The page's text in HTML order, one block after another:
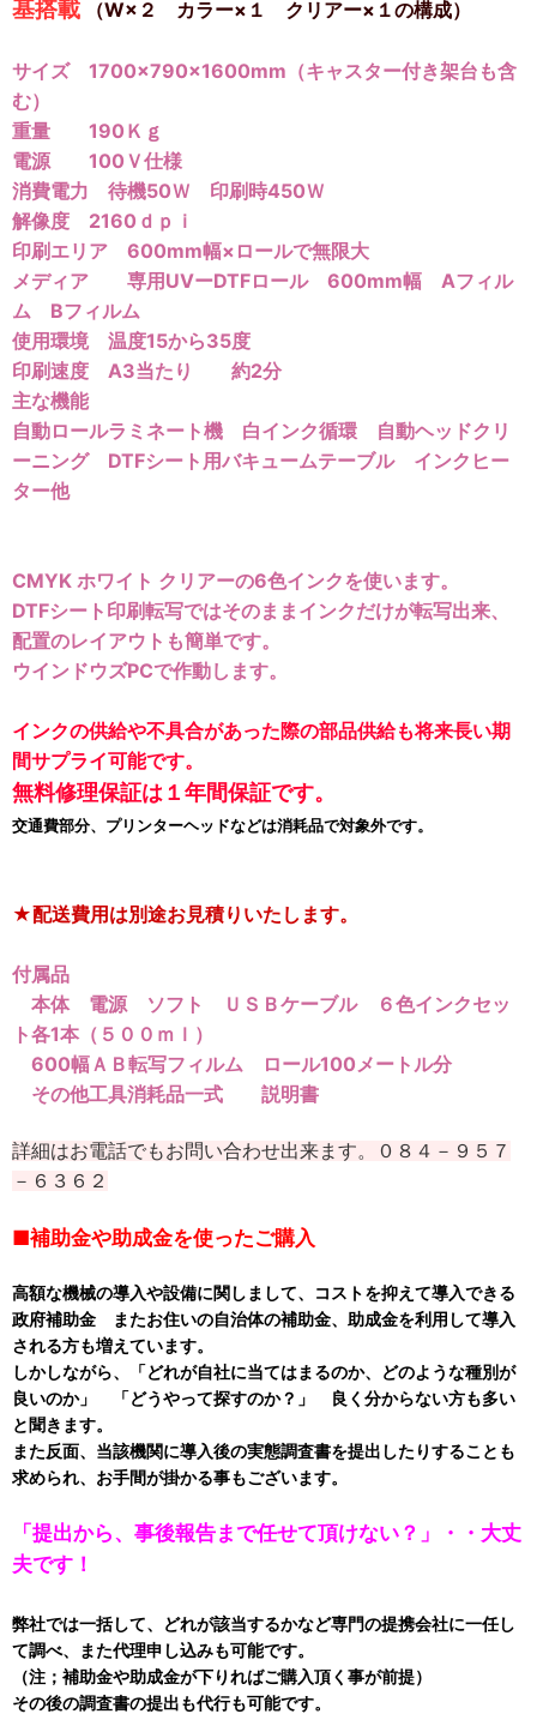
基搭載 （W×２ カラー×１ クリアー×１の構成）
サイズ 1700×790×1600mm（キャスター付き架台も含
む）
重量 190Ｋｇ
電源 100Ｖ仕様
消費電力 待機50Ｗ 印刷時450Ｗ
解像度 2160ｄｐｉ
印刷エリア 600mm幅×ロールで無限大
メディア 専用UVーDTFロール 600mm幅 Aフィル
ム Bフィルム
使用環境 温度15から35度
印刷速度 A3当たり 約2分
主な機能
自動ロールラミネート機 白インク循環 自動ヘッドクリ
ーニング DTFシート用バキュームテーブル インクヒー
ター他
CMYK ホワイト クリアーの6色インクを使います。
DTFシート印刷転写ではそのままインクだけが転写出来、
配置のレイアウトも簡単です。
ウインドウズPCで作動します。
インクの供給や不具合があった際の部品供給も将来長い期
間サプライ可能です。
無料修理保証は１年間保証です。
交通費部分、プリンターヘッドなどは消耗品で対象外です。
★配送費用は別途お見積りいたします。
付属品
本体 電源 ソフト ＵＳＢケーブル ６色インクセッ
ト各1本（５００ｍｌ）
600幅ＡＢ転写フィルム ロール100メートル分
その他工具消耗品一式 説明書
詳細はお電話でもお問い合わせ出来ます。０８４－９５７
－６３６２
■補助金や助成金を使ったご購入
高額な機械の導入や設備に関しまして、コストを抑えて導入できる
政府補助金 またお住いの自治体の補助金、助成金を利用して導入
される方も増えています。
しかしながら、「どれが自社に当てはまるのか、どのような種別が
良いのか」 「どうやって探すのか？」 良く分からない方も多い
と聞きます。
また反面、当該機関に導入後の実態調査書を提出したりすることも
求められ、お手間が掛かる事もございます。
「提出から、事後報告まで任せて頂けない？」・・大丈
夫です！
弊社では一括して、どれが該当するかなど専門の提携会社に一任し
て調べ、また代理申し込みも可能です。
（注；補助金や助成金が下りればご購入頂く事が前提）
その後の調査書の提出も代行も可能です。